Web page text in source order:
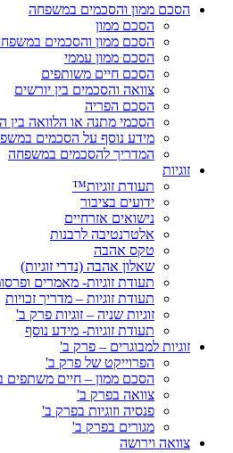
הסכם ממון והסכמים במשפחה
הסכם ממון
הסכם ממון והסכמים
הסכם ממון עממי
הסכם חיים משותפים
צוואה והסכמים בין יורשים
הסכם הפריה
הסכמי מתנה או הלוואה בין
מידע נוסף על הסכמים
המדריך להסכמים במשפחה
זוגיות
תעודת זוגיות™
ידועים בציבור
נישואים אזרחיים
אלטרנטיבה לרבנות
טקס אהבה
שאלון אהבה (נדרי זוגיות)
תעודת זוגיות- מאמרים
תעודת זוגיות – מדריך זכויות
זוגיות שניה – זוגיות פרק ב'
תעודת זוגיות- מידע נוסף
זוגיות למבוגרים – פרק ב'
הפרוייקט של פרק ב'
הסכם ממון – חיים משתפים
צוואה בפרק ב'
פנסיה וזוגיות בפרק ב'
מגורים בפרק ב'
צוואה וירושה